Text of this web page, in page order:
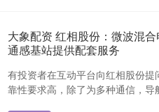
大象配资 红相股份：微波混
通感基站提供配套服务
有投资者在互动平台向红相股份
靠性要求高，除了为多种通信，